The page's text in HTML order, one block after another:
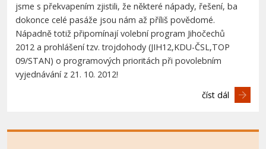
jsme s překvapením zjistili, že některé nápady, řešení, ba
dokonce celé pasáže jsou nám až příliš povědomé.
Nápadně totiž připomínají volební program Jihočechů
2012 a prohlášení tzv. trojdohody (JIH12,KDU-ČSL,TOP
09/STAN) o programových prioritách při povolebním
vyjednávání z 21. 10. 2012!
číst dál